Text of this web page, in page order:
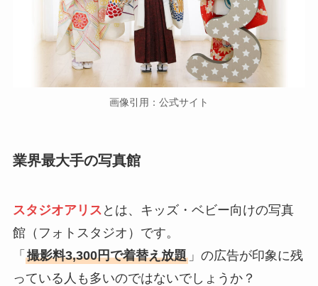
画像引用：公式サイト
業界最大手の写真館
スタジオアリス とは、キッズ・ベビー向けの写真
館（フォトスタジオ）です。
「 撮影料3,300円で着替え放題」の広告が印象に残
っている人も多いのではないでしょうか？